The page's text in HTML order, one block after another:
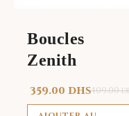
Boucles
Zenith
409.00
359.00 DHS